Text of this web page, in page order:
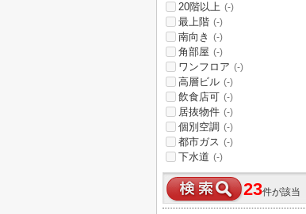
20階以上 (-)
最上階 (-)
南向き (-)
角部屋 (-)
ワンフロア (-)
高層ビル (-)
飲食店可 (-)
居抜物件 (-)
個別空調 (-)
都市ガス (-)
下水道 (-)
23件が該当